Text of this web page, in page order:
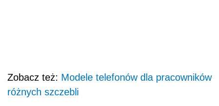
Zobacz też: Modele telefonów dla pracowników
różnych szczebli